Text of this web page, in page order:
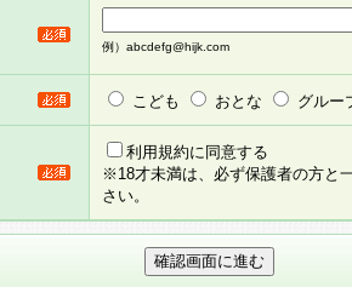
を当社が集計・分析その他の利用を
なお、本サービスは、それぞれの目
サービスの依頼を行うこともあり、
に対して本サービスの依頼をすると
員の事前の承諾を得ることなく、当
て、本規約を任意に制定、変更ま
ます。改定後の本規約等は、本規約
きに、その 他の諸規定については
例）abcdefg@hijk.com
こども おとな グルー
利用規約に同意する
※18才未満は、必ず保護者の方と
さい。